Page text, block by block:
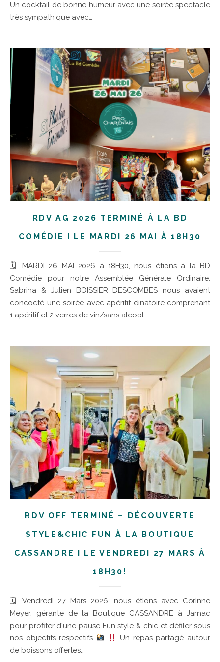
Un cocktail de bonne humeur avec une soirée spectacle
très sympathique avec…
RDV AG 2026 TERMINÉ À LA BD
COMÉDIE I LE MARDI 26 MAI À 18H30
🗓 MARDI 26 MAI 2026 à 18H30, nous étions à la BD
Comédie pour notre Assemblée Générale Ordinaire.
Sabrina & Julien BOISSIER DESCOMBES nous avaient
concocté une soirée avec apéritif dinatoire comprenant
1 apéritif et 2 verres de vin/sans alcool.…
RDV OFF TERMINÉ – DÉCOUVERTE
STYLE&CHIC FUN À LA BOUTIQUE
CASSANDRE I LE VENDREDI 27 MARS À
18H30!
🗓 Vendredi 27 Mars 2026, nous étions avec Corinne
Meyer, gérante de la Boutique CASSANDRE à Jarnac
pour profiter d'une pause Fun style & chic et défiler sous
nos objectifs respectifs
Un repas partagé autour
de boissons offertes…